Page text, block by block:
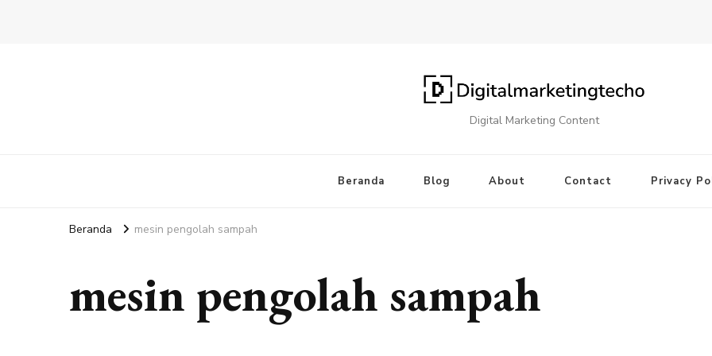
Digital Marketing Content
Beranda Blog About Contact Privacy
Beranda mesin pengolah sampah
mesin pengolah sampah